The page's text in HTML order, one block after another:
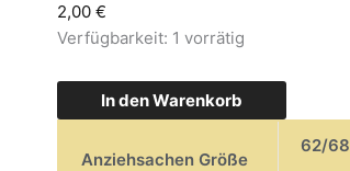
2,00 €
Verfügbarkeit: 1 vorrätig
In den Warenkorb
Anziehsachen Größe
62/68